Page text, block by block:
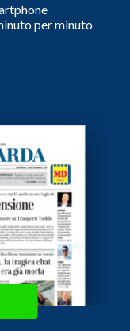
per minuto